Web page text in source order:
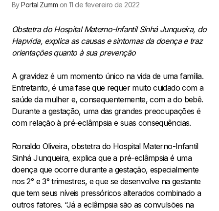
By Portal Zumm on 11 de fevereiro de 2022
Obstetra do Hospital Materno-Infantil Sinhá Junqueira, do
Hapvida, explica as causas e sintomas da doença e traz
orientações quanto à sua prevenção
A gravidez é um momento único na vida de uma família.
Entretanto, é uma fase que requer muito cuidado com a
saúde da mulher e, consequentemente, com a do bebê.
Durante a gestação, uma das grandes preocupações é
com relação à pré-eclâmpsia e suas consequências.
Ronaldo Oliveira, obstetra do Hospital Materno-Infantil
Sinhá Junqueira, explica que a pré-eclâmpsia é uma
doença que ocorre durante a gestação, especialmente
nos 2° e 3° trimestres, e que se desenvolve na gestante
que tem seus níveis pressóricos alterados combinado a
outros fatores. “Já a eclâmpsia são as convulsões na